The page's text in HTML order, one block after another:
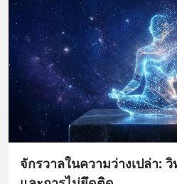
จักรวาลในความว่างเปล่า: